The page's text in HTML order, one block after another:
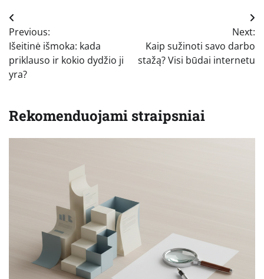
Navigacija
tarp
įrašų
Previous:
Išeitinė išmoka: kada
priklauso ir kokio dydžio ji
yra?
Next:
Kaip sužinoti savo darbo
stažą? Visi būdai internetu
Rekomenduojami straipsniai